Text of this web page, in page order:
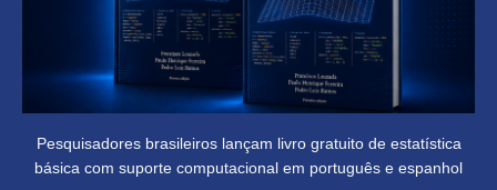
Pesquisadores brasileiros lançam livro gratuito de estatística
básica com suporte computacional em português e espanhol